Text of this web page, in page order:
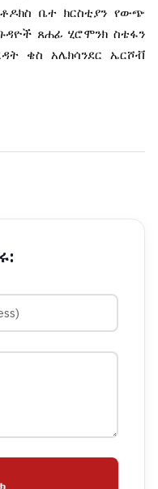
ቤተ ክርስቲያን የውጭ
ጸሐፊ ሂሮሞንክ ስቴፋን
ቄስ አሌክሳንደር
ኤርሾቭ